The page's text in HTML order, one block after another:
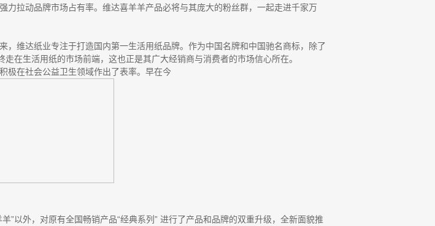
拉动品牌市场占有率。维达喜羊羊产品必将与其庞大的粉丝群，一起走进千家万
维达纸业专注于打造国内第一生活用纸品牌。作为中国名牌和中国驰名商标，除了
在生活用纸的市场前端，这也正是其广大经销商与消费者的市场信心所在。
极在社会公益卫生领域作出了表率。早在今
”以外，对原有全国畅销产品“经典系列” 进行了产品和品牌的双重升级，全新面貌推